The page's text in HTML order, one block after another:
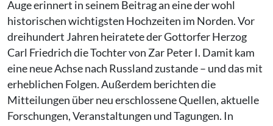
Auge erinnert in seinem Beitrag an eine der wohl
historischen wichtigsten Hochzeiten im Norden. Vor
dreihundert Jahren heiratete der Gottorfer Herzog
Carl Friedrich die Tochter von Zar Peter I. Damit kam
eine neue Achse nach Russland zustande – und das mit
erheblichen Folgen. Außerdem berichten die
Mitteilungen über neu erschlossene Quellen, aktuelle
Forschungen, Veranstaltungen und Tagungen. In